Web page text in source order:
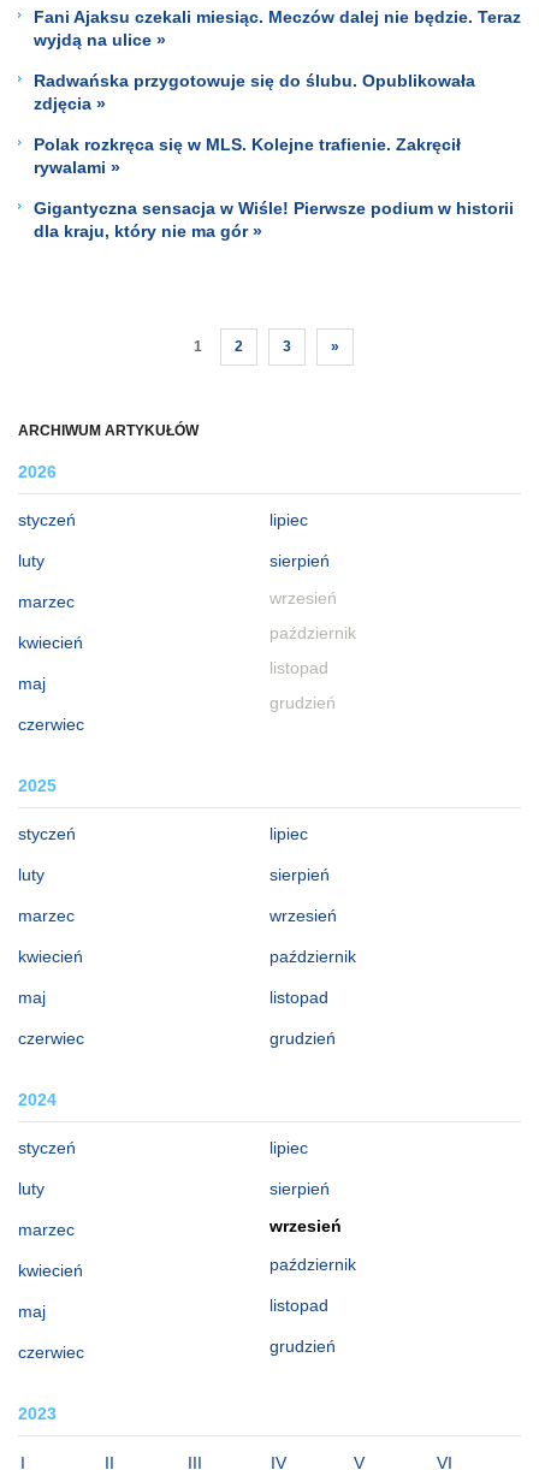
ARCHIWUM ARTYKUŁÓW
2026
styczeń
luty
marzec
kwiecień
maj
czerwiec
lipiec
sierpień
wrzesień
październik
listopad
grudzień
2025
styczeń
luty
marzec
kwiecień
maj
czerwiec
lipiec
sierpień
wrzesień
październik
listopad
grudzień
2024
styczeń
luty
marzec
kwiecień
maj
czerwiec
lipiec
sierpień
wrzesień
październik
listopad
grudzień
2023
I II III IV V VI
Fani Ajaksu czekali miesiąc. Meczów dalej nie będzie. Teraz
wyjdą na ulice »
Radwańska przygotowuje się do ślubu. Opublikowała
zdjęcia »
Polak rozkręca się w MLS. Kolejne trafienie. Zakręcił
rywalami »
Gigantyczna sensacja w Wiśle! Pierwsze podium w historii
dla kraju, który nie ma gór »
1 2 3 »